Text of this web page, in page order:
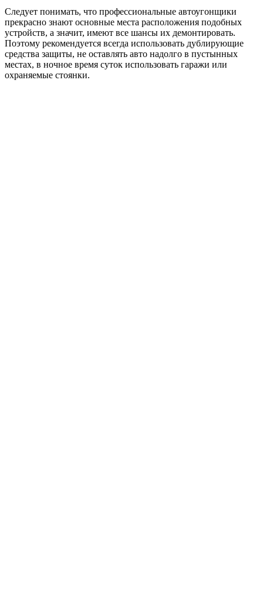
Следует понимать, что профессиональные автоугонщики
прекрасно знают основные места расположения подобных
устройств, а значит, имеют все шансы их демонтировать.
Поэтому рекомендуется всегда использовать дублирующие
средства защиты, не оставлять авто надолго в пустынных
местах, в ночное время суток использовать гаражи или
охраняемые стоянки.